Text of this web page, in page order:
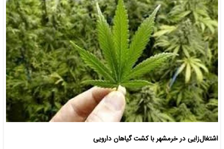
اشتغال‌زایی در خرمشهر با کشت گیاهان دارویی